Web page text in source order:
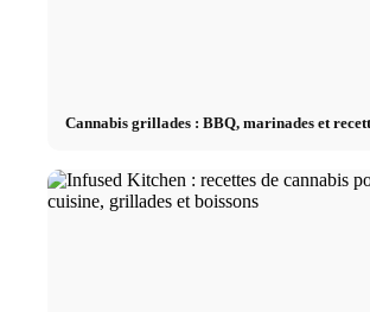
Cannabis grillades : BBQ, marinades et